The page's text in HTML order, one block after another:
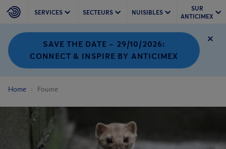
SERVICES SECTEURS NUISIBLES
SUR
ANTICIMEX
SAVE THE DATE – 29/10/2026:
CONNECT & INSPIRE BY ANTICIMEX
Home Fouine